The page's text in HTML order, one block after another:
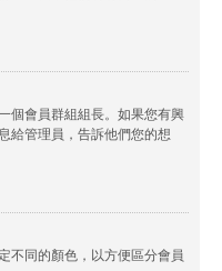
個會員群組組長。如果您有興
給管理員，告訴他們您的想
不同的顏色，以方便區分會員